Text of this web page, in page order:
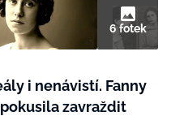
6 fotek
i nenávistí. Fanny
zavraždit